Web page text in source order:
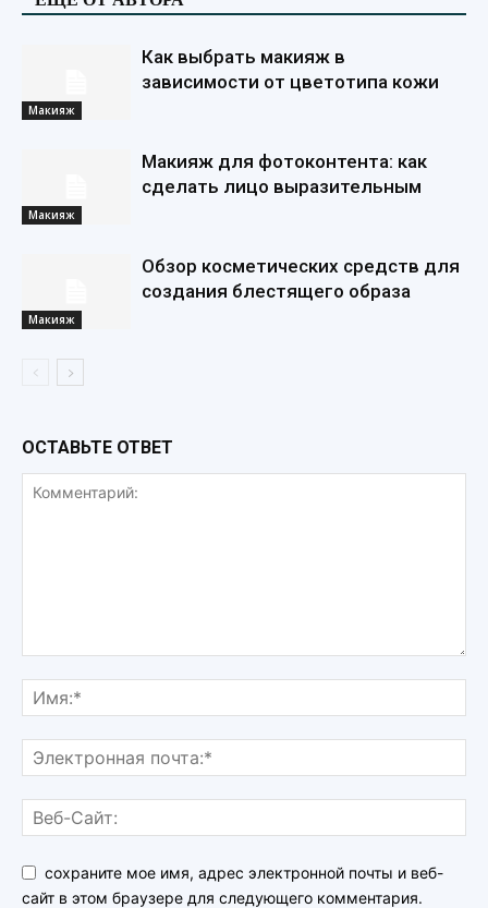
Макияж
Как выбрать макияж в
зависимости от цветотипа кожи
Макияж
Макияж для фотоконтента: как
сделать лицо выразительным
Макияж
Обзор косметических средств для
создания блестящего образа
ОСТАВЬТЕ ОТВЕТ
сохраните мое имя, адрес электронной почты и веб-
сайт в этом браузере для следующего комментария.